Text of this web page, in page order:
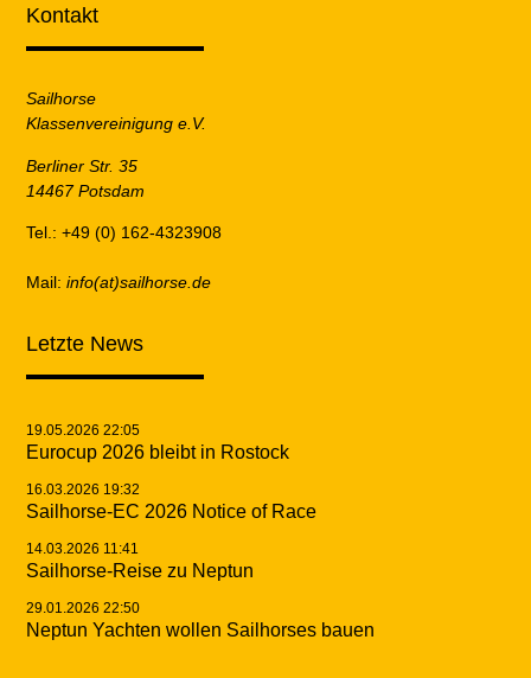
Kontakt
Sailhorse
Klassenvereinigung e.V.
Berliner Str. 35
14467 Potsdam
Tel.: +49 (0) 162-4323908
Mail:info(at)sailhorse.de
Letzte News
19.05.2026 22:05
Eurocup 2026 bleibt in Rostock
16.03.2026 19:32
Sailhorse-EC 2026 Notice of Race
14.03.2026 11:41
Sailhorse-Reise zu Neptun
29.01.2026 22:50
Neptun Yachten wollen Sailhorses bauen